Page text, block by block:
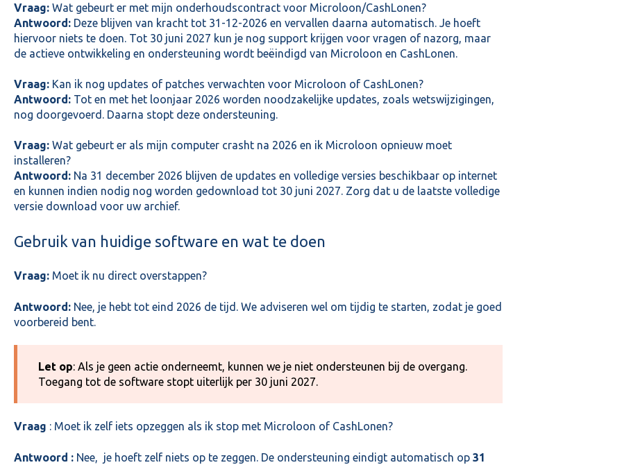
Vraag:Wat gebeurt er met mijn onderhoudscontract voor Microloon/CashLonen?
Antwoord:Deze blijven van kracht tot 31-12-2026 en vervallen daarna automatisch. Je hoeft
hiervoor niets te doen. Tot 30 juni 2027 kun je nog support krijgen voor vragen of nazorg, maar
de actieve ontwikkeling en ondersteuning wordt beëindigd van Microloon en CashLonen.
Vraag:Kan ik nog updates of patches verwachten voor Microloon of CashLonen?
Antwoord:Tot en met het loonjaar 2026 worden noodzakelijke updates, zoals wetswijzigingen,
nog doorgevoerd. Daarna stopt deze ondersteuning.
Vraag:Wat gebeurt er als mijn computer crasht na 2026 en ik Microloon opnieuw moet
installeren?
Antwoord:Na 31 december 2026 blijven de updates en volledige versies beschikbaar op internet
en kunnen indien nodig nog worden gedownload tot 30 juni 2027. Zorg dat u de laatste volledige
versie download voor uw archief.
Gebruik van huidige software en wat te doen
Vraag: Moet ik nu direct overstappen?
Antwoord:Nee, je hebt tot eind 2026 de tijd. We adviseren wel om tijdig te starten, zodat je goed
voorbereid bent.
Let op: Als je geen actie onderneemt, kunnen we je niet ondersteunen bij de overgang.
Toegang tot de software stopt uiterlijk per 30 juni 2027.
Vraag : Moet ik zelf iets opzeggen als ik stop met Microloon of CashLonen?
Antwoord :Nee, je hoeft zelf niets op te zeggen. De ondersteuning eindigt automatisch op31